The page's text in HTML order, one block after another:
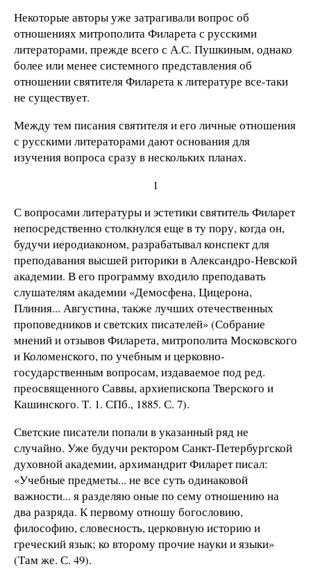
Некоторые авторы уже затрагивали вопрос об
отношениях митрополита Филарета с русскими
литераторами, прежде всего с А.С. Пушкиным, однако
более или менее системного представления об
отношении святителя Филарета к литературе все-таки
не существует.
Между тем писания святителя и его личные отношения
с русскими литераторами дают основания для
изучения вопроса сразу в нескольких планах.
1
С вопросами литературы и эстетики святитель Филарет
непосредственно столкнулся еще в ту пору, когда он,
будучи иеродиаконом, разрабатывал конспект для
преподавания высшей риторики в Александро-Невской
академии. В его программу входило преподавать
слушателям академии «Демосфена, Цицерона,
Плиния... Августина, также лучших отечественных
проповедников и светских писателей» (Собрание
мнений и отзывов Филарета, митрополита Московского
и Коломенского, по учебным и церковно-
государственным вопросам, издаваемое под ред.
преосвященного Саввы, архиепископа Тверского и
Кашинского. Т. 1. СПб., 1885. С. 7).
Светские писатели попали в указанный ряд не
случайно. Уже будучи ректором Санкт-Петербургской
духовной академии, архимандрит Филарет писал:
«Учебные предметы... не все суть одинаковой
важности... я разделяю оные по сему отношению на
два разряда. К первому отношу богословию,
философию, словесность, церковную историю и
греческий язык; ко второму прочие науки и языки»
(Там же. С. 49).